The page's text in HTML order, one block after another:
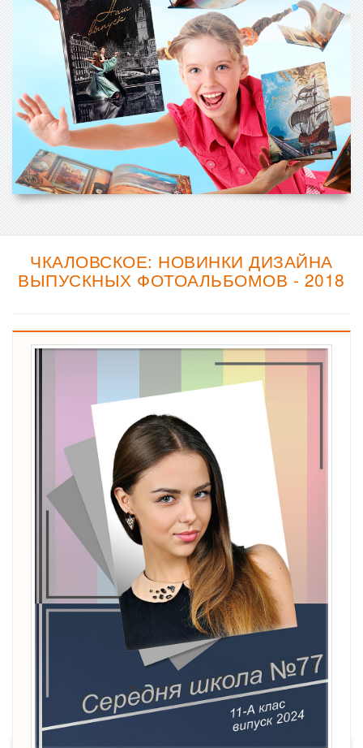
ЧКАЛОВСКОЕ: НОВИНКИ ДИЗАЙНА
ВЫПУСКНЫХ ФОТОАЛЬБОМОВ - 2018